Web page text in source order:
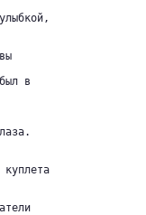
в
куплета